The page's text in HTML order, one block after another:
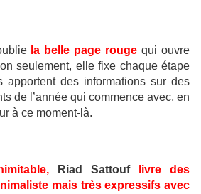
la belle page rouge qui ouvre
seulement, elle fixe chaque étape
apportent des informations sur des
de l’année qui commence avec, en
à ce moment-là.
Riad Sattouf
livre des
mais très expressifs avec